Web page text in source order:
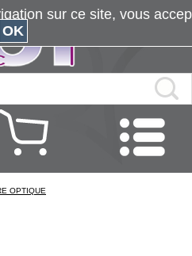
OPTIQUE
sur ce site, vous
OK